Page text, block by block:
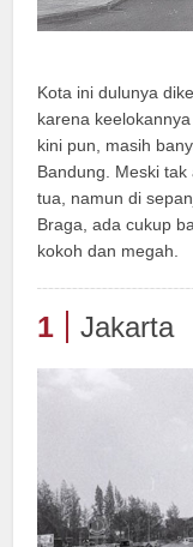
Kota ini dulunya
karena
kini pun, masih
Bandung. Meski
tua, namun di
Braga, ada cukup
kokoh dan megah.
1 Jakarta